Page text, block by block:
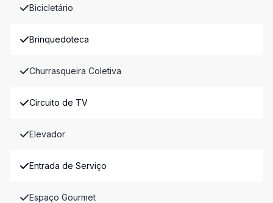
Bicicletário
Brinquedoteca
Churrasqueira Coletiva
Circuito de TV
Elevador
Entrada de Serviço
Espaço Gourmet